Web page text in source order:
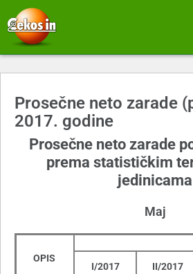
Prosečne neto zarade
2017. godine
Prosečne neto zarade
prema statističkim
jedinicama
Maj
OPIS
I/2017 II/2017